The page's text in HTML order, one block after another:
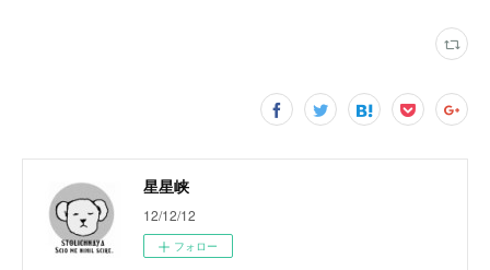
星星峡
12/12/12
フォロー